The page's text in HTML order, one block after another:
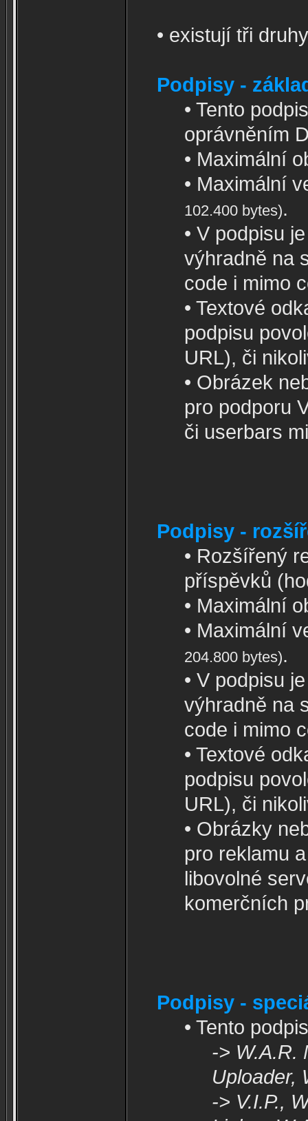
• existují tři
Podpisy -
• Tento
oprávněním
• Maximální
• Maximální
102.400 bytes).
• V podpisu
výhradně na
code i mimo
• Textové
podpisu
URL), či
• Obrázek
pro podporu
či userbars
Podpisy -
• Rozšířený
příspěvků
• Maximální
• Maximální
204.800 bytes).
• V podpisu
výhradně na
code i mimo
• Textové
podpisu
URL), či
• Obrázky
pro reklamu
libovolné
komerčních
Podpisy -
• Tento
-> W.A.R.
Uploader,
-> V.I.P.,